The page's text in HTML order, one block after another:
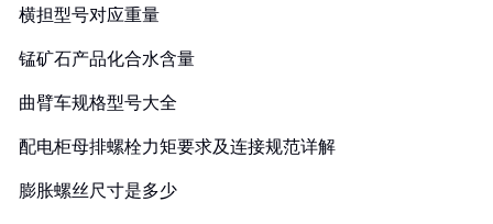
横担型号对应重量
锰矿石产品化合水含量
曲臂车规格型号大全
配电柜母排螺栓力矩要求及连接规范详解
膨胀螺丝尺寸是多少